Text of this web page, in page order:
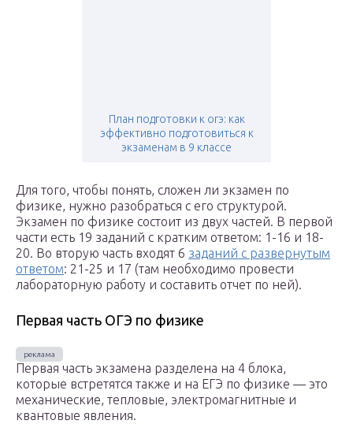
План подготовки к огэ: как
эффективно подготовиться к
экзаменам в 9 классе
Для того, чтобы понять, сложен ли экзамен по
физике, нужно разобраться с его структурой.
Экзамен по физике состоит из двух частей. В первой
части есть 19 заданий с кратким ответом: 1-16 и 18-
20. Во вторую часть входят 6 заданий с развернутым
ответом: 21-25 и 17 (там необходимо провести
лабораторную работу и составить отчет по ней).
Первая часть ОГЭ по физике
Первая часть экзамена разделена на 4 блока,
которые встретятся также и на ЕГЭ по физике — это
механические, тепловые, электромагнитные и
квантовые явления.